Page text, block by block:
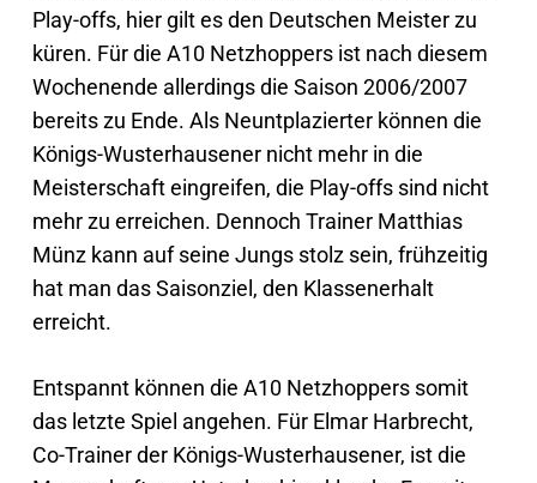
Play-offs, hier gilt es den Deutschen Meister zu
küren. Für die A10 Netzhoppers ist nach diesem
Wochenende allerdings die Saison 2006/2007
bereits zu Ende. Als Neuntplazierter können die
Königs-Wusterhausener nicht mehr in die
Meisterschaft eingreifen, die Play-offs sind nicht
mehr zu erreichen. Dennoch Trainer Matthias
Münz kann auf seine Jungs stolz sein, frühzeitig
hat man das Saisonziel, den Klassenerhalt
erreicht.
Entspannt können die A10 Netzhoppers somit
das letzte Spiel angehen. Für Elmar Harbrecht,
Co-Trainer der Königs-Wusterhausener, ist die